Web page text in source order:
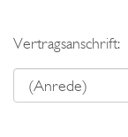
Vertragsanschrift: